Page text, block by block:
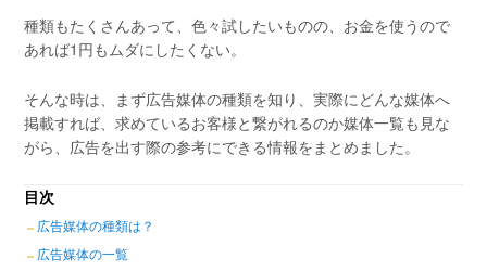
種類もたくさんあって、色々試したいものの、お金を使うので
あれば1円もムダにしたくない。
そんな時は、まず広告媒体の種類を知り、実際にどんな媒体へ
掲載すれば、求めているお客様と繋がれるのか媒体一覧も見な
がら、広告を出す際の参考にできる情報をまとめました。
目次
広告媒体の種類は？
広告媒体の一覧